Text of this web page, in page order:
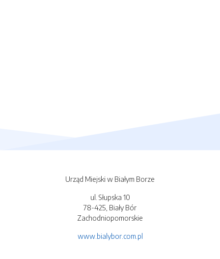
Urząd Miejski w Białym Borze
ul. Słupska 10
78-425, Biały Bór
Zachodniopomorskie
www.bialybor.com.pl